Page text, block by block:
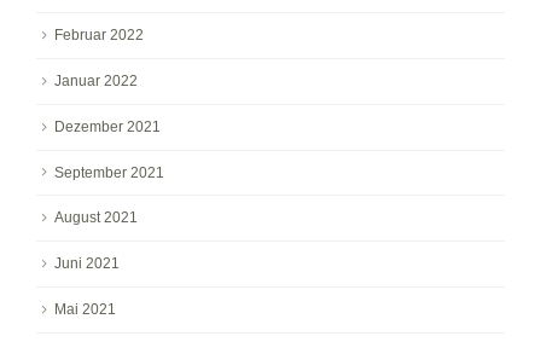
Februar 2022
Januar 2022
Dezember 2021
September 2021
August 2021
Juni 2021
Mai 2021